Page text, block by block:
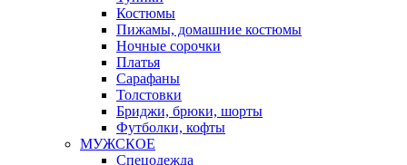
Костюмы
Пижамы, домашние костюмы
Ночные сорочки
Платья
Сарафаны
Толстовки
Бриджи, брюки, шорты
Футболки, кофты
МУЖСКОЕ
Спецодежда